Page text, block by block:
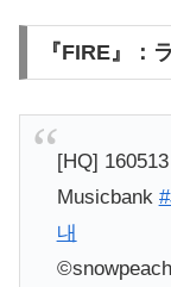
『FIRE』：
[HQ] 160513
Musicbank
내
©snowpeach